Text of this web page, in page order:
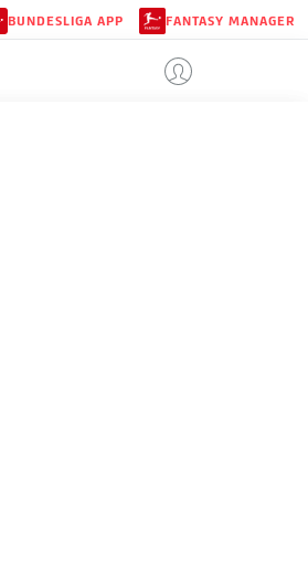
BUNDESLIGA APP FANTASY MANAGER